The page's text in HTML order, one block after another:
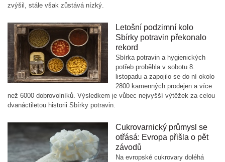
zvýšil, stále však zůstává nízký.
Letošní podzimní kolo
Sbírky potravin překonalo
rekord
Sbírka potravin a hygienických
potřeb proběhla v sobotu 8.
listopadu a zapojilo se do ní okolo
2800 kamenných prodejen a více
než 6000 dobrovolníků. Výsledkem je vůbec nejvyšší výtěžek za celou
dvanáctiletou historii Sbírky potravin.
Cukrovarnický průmysl se
otřásá: Evropa přišla o pět
závodů
Na evropské cukrovary doléhá